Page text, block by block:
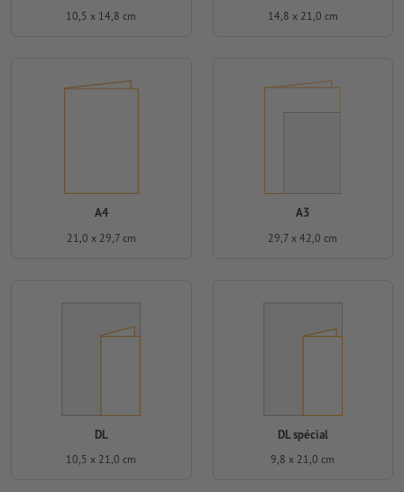
10,5 x 14,8 cm 14,8 x 21,0 cm
A4
21,0 x 29,7 cm
A3
29,7 x 42,0 cm
DL
10,5 x 21,0 cm
DL spécial
9,8 x 21,0 cm